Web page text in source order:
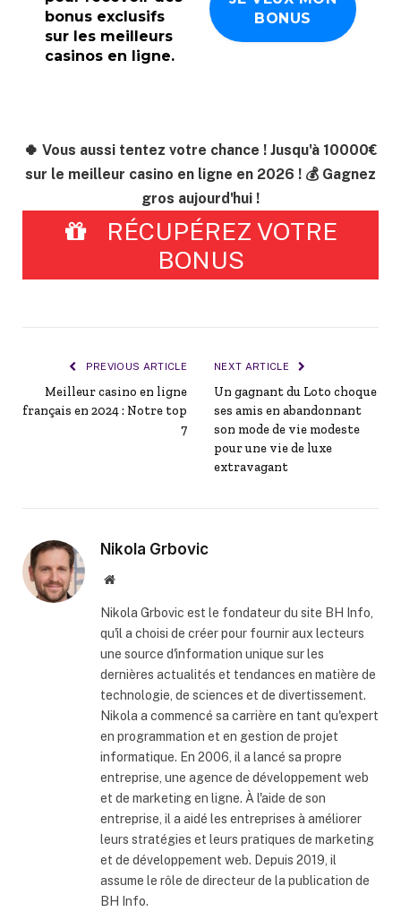
bonus exclusifs
sur les meilleurs
casinos en ligne.
🍀 Vous aussi tentez votre chance ! Jusqu'à 10000€
sur le meilleur casino en ligne en 2026 ! 💰 Gagnez
gros aujourd'hui !
RÉCUPÉREZ VOTRE
BONUS
PREVIOUS ARTICLE
Meilleur casino en ligne
français en 2024 : Notre top
7
NEXT ARTICLE
Un gagnant du Loto choque
ses amis en abandonnant
son mode de vie modeste
pour une vie de luxe
extravagant
Nikola Grbovic
Website
Nikola Grbovic est le fondateur du site BH Info,
qu'il a choisi de créer pour fournir aux lecteurs
une source d'information unique sur les
dernières actualités et tendances en matière de
technologie, de sciences et de divertissement.
Nikola a commencé sa carrière en tant qu'expert
en programmation et en gestion de projet
informatique. En 2006, il a lancé sa propre
entreprise, une agence de développement web
et de marketing en ligne. À l'aide de son
entreprise, il a aidé les entreprises à améliorer
leurs stratégies et leurs pratiques de marketing
et de développement web. Depuis 2019, il
assume le rôle de directeur de la publication de
BH Info.